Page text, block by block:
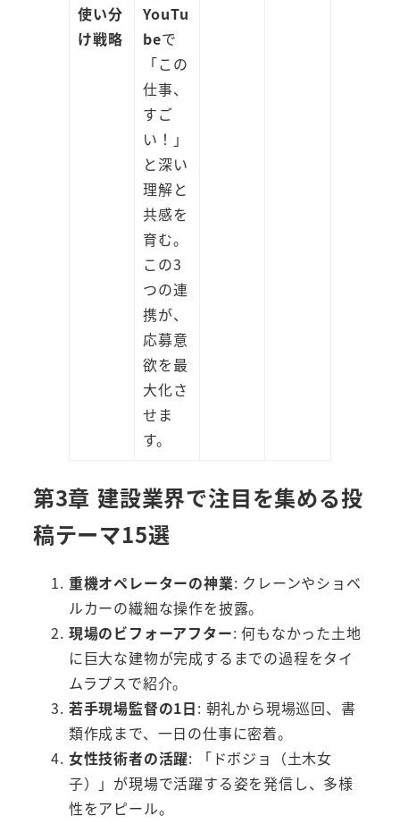
使い分
け戦略
YouTu
beで
「この
仕事、
すご
い！」
と深い
理解と
共感を
育む。
この3
つの連
携が、
応募意
欲を最
大化さ
せま
す。
第3章 建設業界で注目を集める投
稿テーマ15選
重機オペレーターの神業: クレーンやショベ
ルカーの繊細な操作を披露。
現場のビフォーアフター: 何もなかった土地
に巨大な建物が完成するまでの過程をタイ
ムラプスで紹介。
若手現場監督の1日: 朝礼から現場巡回、書
類作成まで、一日の仕事に密着。
女性技術者の活躍: 「ドボジョ（土木女
子）」が現場で活躍する姿を発信し、多様
性をアピール。